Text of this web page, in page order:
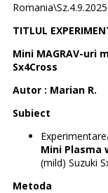
TITLUL
Mini MAGRAV-uri
Sx4Cross
Autor : Marian R.
Subiect
Mini Plasma
(mild) Suzuki
Metoda